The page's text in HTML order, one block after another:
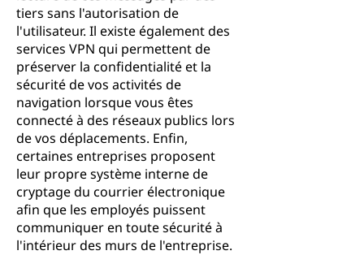
tiers sans l'autorisation de
l'utilisateur. Il existe également des
services VPN qui permettent de
préserver la confidentialité et la
sécurité de vos activités de
navigation lorsque vous êtes
connecté à des réseaux publics lors
de vos déplacements. Enfin,
certaines entreprises proposent
leur propre système interne de
cryptage du courrier électronique
afin que les employés puissent
communiquer en toute sécurité à
l'intérieur des murs de l'entreprise.